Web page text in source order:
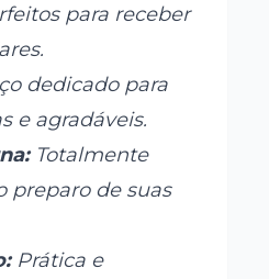
para receber
dedicado para
e agradáveis.
Totalmente
preparo de suas
Prática e